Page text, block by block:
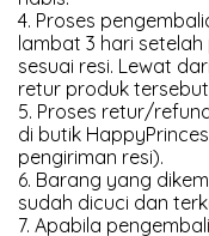
4. Proses
lambat 3 hari
sesuai resi. Lewat
retur produk
5. Proses retur/
di butik
pengiriman resi).
6. Barang yang
sudah dicuci dan
7. Apabila